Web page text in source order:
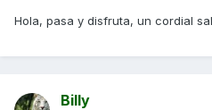
Hola, pasa y disfruta, un cordial
Billy